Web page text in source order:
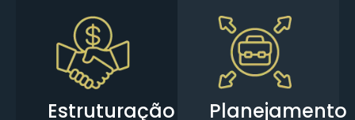
Estruturação
Planejamento